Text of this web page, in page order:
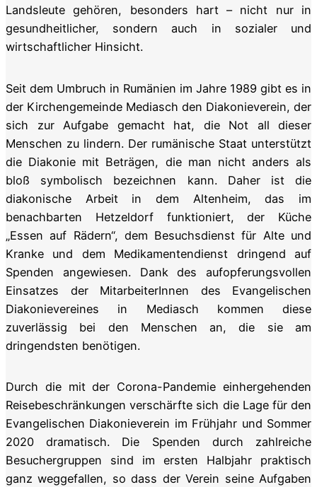
Landsleute gehören, besonders hart – nicht nur in
gesundheitlicher, sondern auch in sozialer und
wirtschaftlicher Hinsicht.
Seit dem Umbruch in Rumänien im Jahre 1989 gibt es in
der Kirchengemeinde Mediasch den Diakonieverein, der
sich zur Aufgabe gemacht hat, die Not all dieser
Menschen zu lindern. Der rumänische Staat unterstützt
die Diakonie mit Beträgen, die man nicht anders als
bloß symbolisch bezeichnen kann. Daher ist die
diakonische Arbeit in dem Altenheim, das im
benachbarten Hetzeldorf funktioniert, der Küche
„Essen auf Rädern“, dem Besuchsdienst für Alte und
Kranke und dem Medikamentendienst dringend auf
Spenden angewiesen. Dank des aufopferungsvollen
Einsatzes der MitarbeiterInnen des Evangelischen
Diakonievereines in Mediasch kommen diese
zuverlässig bei den Menschen an, die sie am
dringendsten benötigen.
Durch die mit der Corona-Pandemie einhergehenden
Reisebeschränkungen verschärfte sich die Lage für den
Evangelischen Diakonieverein im Frühjahr und Sommer
2020 dramatisch. Die Spenden durch zahlreiche
Besuchergruppen sind im ersten Halbjahr praktisch
ganz weggefallen, so dass der Verein seine Aufgaben